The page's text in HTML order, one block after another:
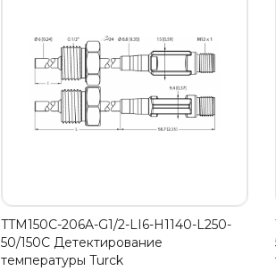
TTM150C-206A-G1/2-LI6-H1140-L250-
50/150C Детектирование
температуры Turck